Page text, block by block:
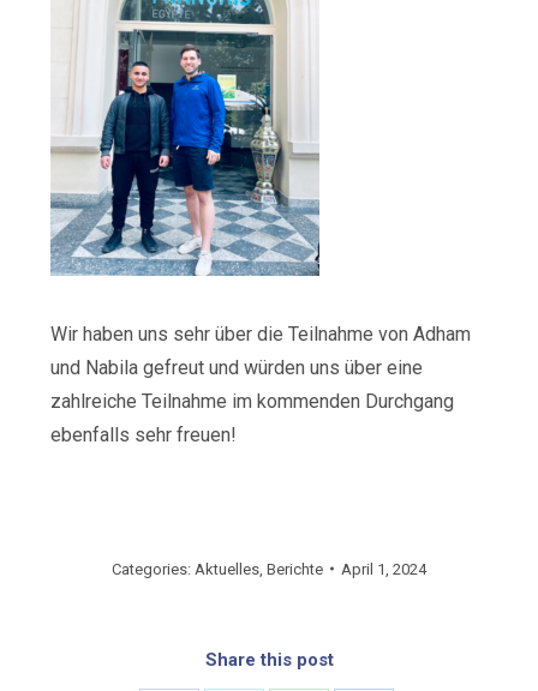
Wir haben uns sehr über die Teilnahme von Adham
und Nabila gefreut und würden uns über eine
zahlreiche Teilnahme im kommenden Durchgang
ebenfalls sehr freuen!
Categories: Aktuelles Berichte April 1, 2024
Share this post